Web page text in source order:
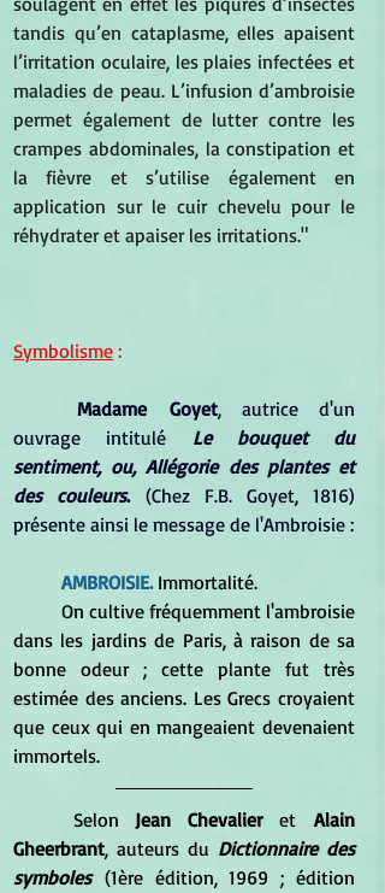
tandis qu’en cataplasme, elles apaisent
l’irritation oculaire, les plaies infectées et
maladies de peau. L’infusion d’ambroisie
permet également de lutter contre les
crampes abdominales, la constipation et
la fièvre et s’utilise également en
application sur le cuir chevelu pour le
réhydrater et apaiser les irritations."
Symbolisme :
Madame Goyet, autrice d'un
ouvrage intitulé Le bouquet du
sentiment, ou, Allégorie des plantes et
des couleurs. (Chez F.B. Goyet, 1816)
présente ainsi le message de l'Ambroisie :
	AMBROISIE.
Immortalité.
dans les jardins de Paris, à raison de sa
bonne odeur ; cette plante fut très
estimée des anciens. Les Grecs croyaient
que ceux qui en mangeaient devenaient
immortels.
Selon Jean Chevalier et Alain
Gheerbrant, auteurs du Dictionnaire des
symboles (1ère édition, 1969 ; édition